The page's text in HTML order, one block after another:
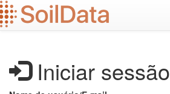
Ir
para
o
Iniciar sessão